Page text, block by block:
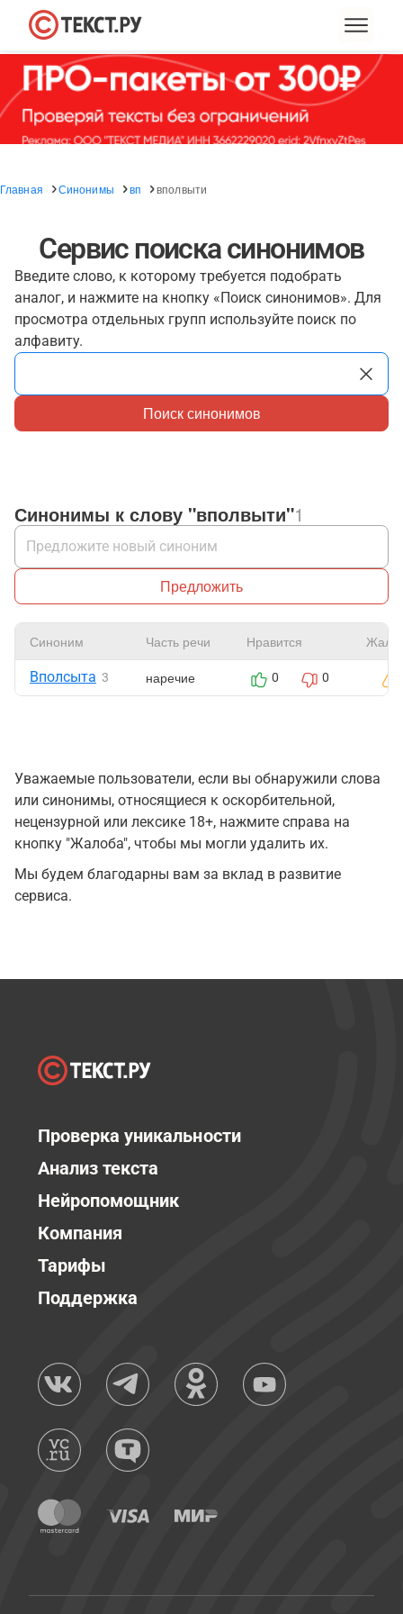
Главная Синонимы вп вполвыти
Сервис поиска синонимов
Введите слово, к которому требуется подобрать
аналог, и нажмите на кнопку «Поиск синонимов». Для
просмотра отдельных групп используйте поиск по
алфавиту.
Поиск синонимов
Синонимы к слову "вполвыти"1
Предложить
Синоним Часть речи Нравится
Вполсыта 3 наречие 0 0
Уважаемые пользователи, если вы обнаружили слова
или синонимы, относящиеся к оскорбительной,
нецензурной или лексике 18+, нажмите справа на
кнопку "Жалоба", чтобы мы могли удалить их.
Мы будем благодарны вам за вклад в развитие
сервиса.
Проверка уникальности
Анализ текста
Нейропомощник
Компания
Тарифы
Поддержка